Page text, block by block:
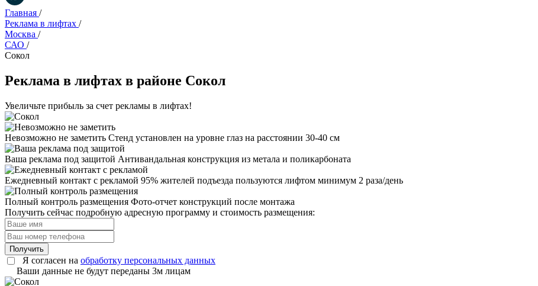
Главная /
Реклама в лифтах /
Москва /
САО /
Сокол
Реклама в лифтах в районе Сокол
Увеличьте прибыль за счет рекламы в лифтах!
Невозможно не заметить Стенд установлен на уровне глаз на расстоянии 30-40 см
Ваша реклама под защитой Антивандальная конструкция из метала и поликарбоната
Ежедневный контакт с рекламой 95% жителей подъезда пользуются лифтом минимум 2 раза/день
Полный контроль размещения Фото-отчет конструкций после монтажа
Получить сейчас подробную адресную программу и стоимость размещения:
Получить
Я согласен на обработку персональных данных
Ваши данные не будут переданы 3м лицам